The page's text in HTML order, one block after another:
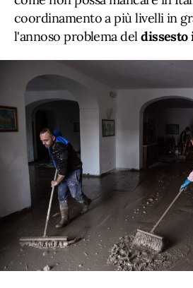
coordinamento a più livelli in
l'annoso problema deldissesto